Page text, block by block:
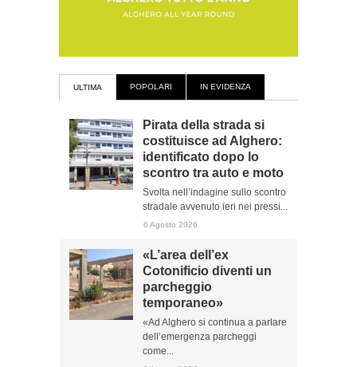
ULTIMA POPOLARI IN EVIDENZA
Pirata della strada si
costituisce ad Alghero:
identificato dopo lo
scontro tra auto e moto
Svolta nell’indagine sullo scontro
stradale avvenuto ieri nei pressi...
6 Agosto 2026
«L’area dell’ex
Cotonificio diventi un
parcheggio
temporaneo»
«Ad Alghero si continua a parlare
dell’emergenza parcheggi
come...